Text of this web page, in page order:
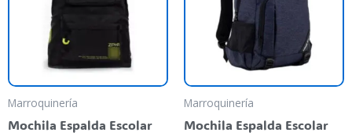
Marroquinería
Mochila Espalda Escolar
Marroquinería
Mochila Espalda Escolar